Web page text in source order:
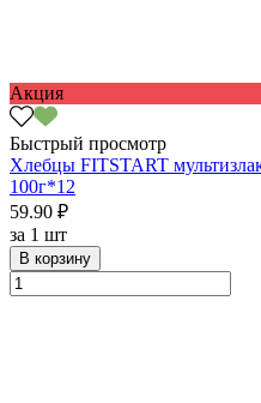
Акция
Быстрый просмотр
Хлебцы FITSTART
100г*12
59.90 ₽
за 1 шт
В корзину